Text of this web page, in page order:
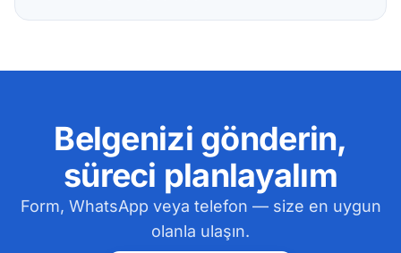
Belgenizi gönderin,
süreci planlayalım
Form, WhatsApp veya telefon — size en uygun
olanla ulaşın.